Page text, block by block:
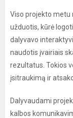
Viso projekto metu
užduotis, kūrė
dalyvavo
naudotis įvairiais
rezultatus. Tokios
įsitraukimą ir
Dalyvaudami
kalbos